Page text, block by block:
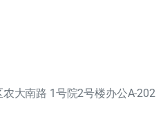
大南路 1号院2号楼办公A-202